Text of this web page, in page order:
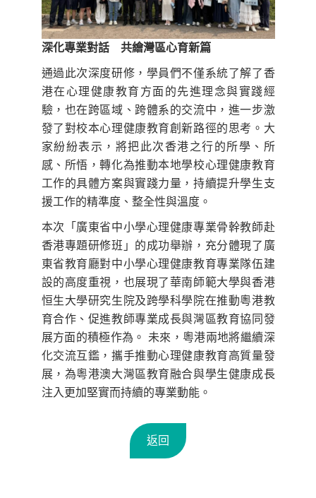
深化專業對話 共繪灣區心育新篇
通過此次深度研修，學員們不僅系統了解了香
港在心理健康教育方面的先進理念與實踐經
驗，也在跨區域、跨體系的交流中，進一步激
發了對校本心理健康教育創新路徑的思考。大
家紛紛表示，將把此次香港之行的所學、所
感、所悟，轉化為推動本地學校心理健康教育
工作的具體方案與實踐力量，持續提升學生支
援工作的精準度、整全性與溫度。
本次「廣東省中小學心理健康專業骨幹教師赴
香港專題研修班」的成功舉辦，充分體現了廣
東省教育廳對中小學心理健康教育專業隊伍建
設的高度重視，也展現了華南師範大學與香港
恒生大學研究生院及跨學科學院在推動粵港教
育合作、促進教師專業成長與灣區教育協同發
展方面的積極作為。 未來，粵港兩地將繼續深
化交流互鑑，攜手推動心理健康教育高質量發
展，為粵港澳大灣區教育融合與學生健康成長
注入更加堅實而持續的專業動能。
返回